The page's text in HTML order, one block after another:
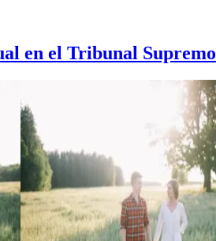
en el Tribunal Supremo